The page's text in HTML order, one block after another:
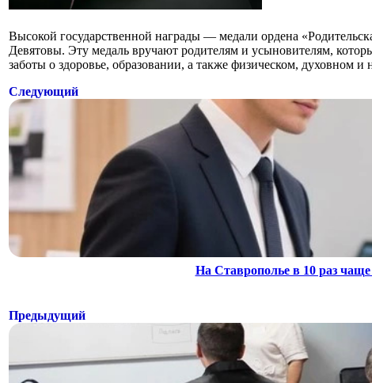
Высокой государственной награды — медали ордена
Девятовы. Эту медаль вручают родителям и усыновителям,
заботы о здоровье, образовании, а также физическом, духовном
Следующий
На Ставрополье в 10 раз
Предыдущий